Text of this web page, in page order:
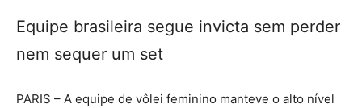
Equipe brasileira segue invicta sem perder
nem sequer um set
PARIS – A equipe de vôlei feminino manteve o alto nível